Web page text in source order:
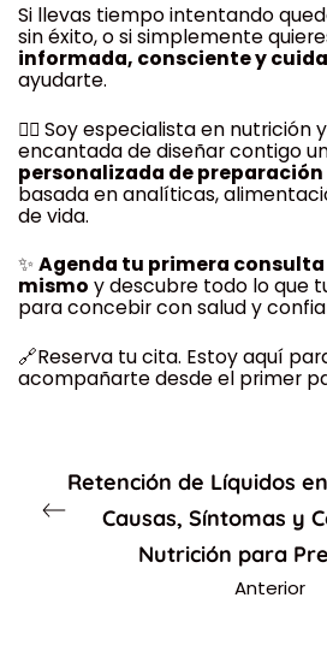
Si llevas tiempo intentando
sin éxito, o si simplemente
informada, consciente y
ayudarte.
👩‍⚕️ Soy especialista en nutrición
encantada de diseñar contigo
personalizada de
basada en analíticas,
de vida.
✨ Agenda tu primera
mismo y descubre todo lo que
para concebir con salud y
🔗Reserva tu cita. Estoy aquí
acompañarte desde el primer
Retención de Líquidos
Causas, Síntomas y
Nutrición para
Anterior